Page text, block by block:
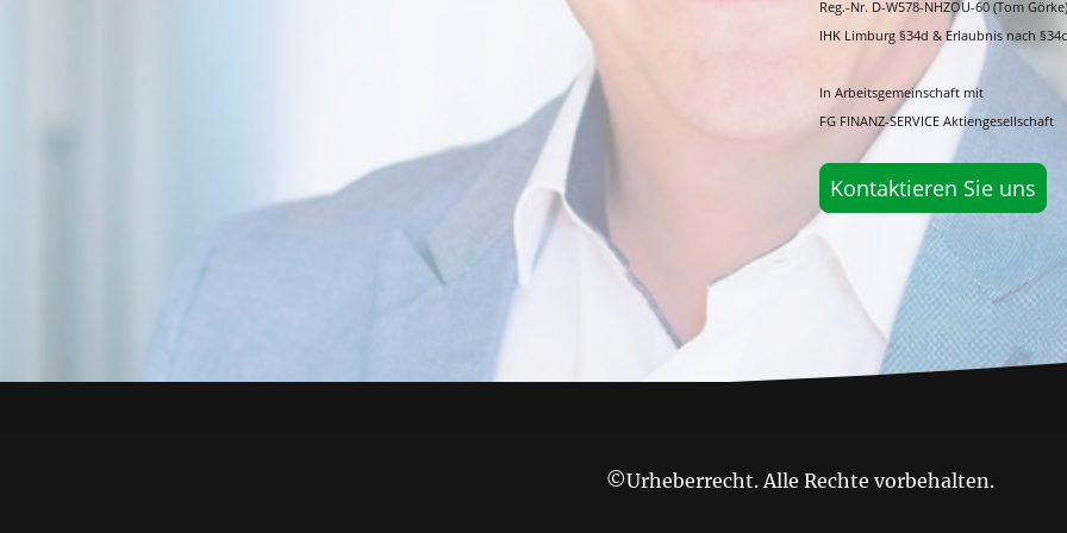
Reg.-Nr. D-W578-NHZOU-60 (Tom Görke)
IHK Limburg §34d & Erlaubnis nach
In Arbeitsgemeinschaft mit
FG FINANZ-SERVICE Aktiengesellschaft
Kontaktieren Sie uns
©Urheberrecht. Alle Rechte vorbehalten.